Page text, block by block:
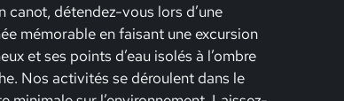
canot, détendez-vous lors d’une
mémorable en faisant une excursion
et ses points d’eau isolés à l’ombre
Nos activités se déroulent dans le